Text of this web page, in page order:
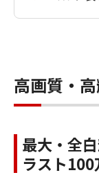
高画質・
最大・全
ラスト100